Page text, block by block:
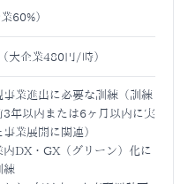
60%）
（大企業480円/時）
業進出に必要な訓練（訓練
3年以内または6ヶ月以内に実
事業展開に関連）
DX・GX（グリーン）化に
練